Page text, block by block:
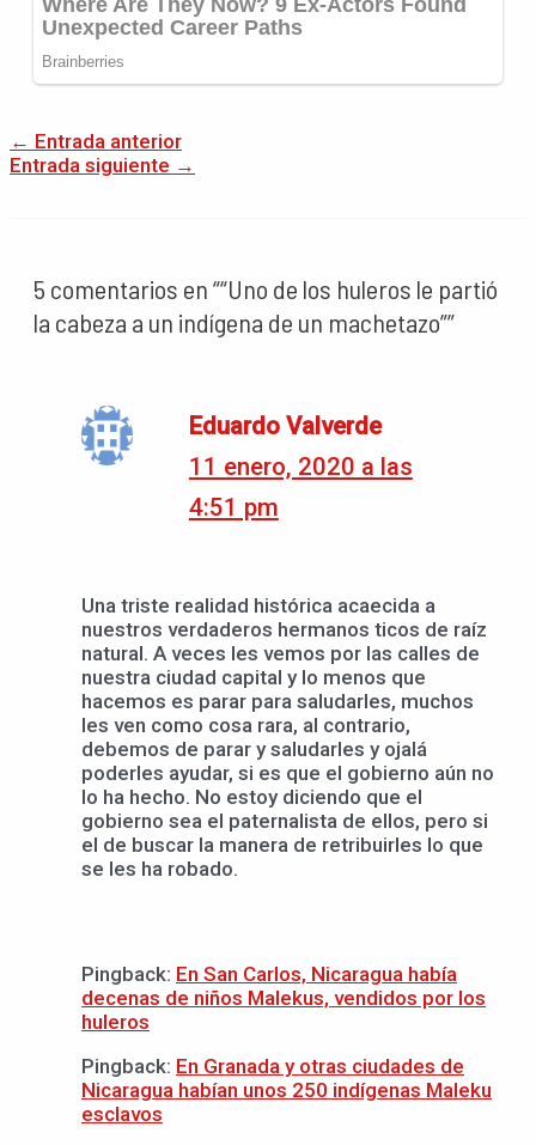
← Entrada anterior
Entrada siguiente →
5 comentarios en ““Uno de los huleros le partió
la cabeza a un indígena de un machetazo””
Eduardo Valverde
11 enero, 2020 a las
4:51 pm
Una triste realidad histórica acaecida a
nuestros verdaderos hermanos ticos de raíz
natural. A veces les vemos por las calles de
nuestra ciudad capital y lo menos que
hacemos es parar para saludarles, muchos
les ven como cosa rara, al contrario,
debemos de parar y saludarles y ojalá
poderles ayudar, si es que el gobierno aún no
lo ha hecho. No estoy diciendo que el
gobierno sea el paternalista de ellos, pero si
el de buscar la manera de retribuirles lo que
se les ha robado.
Pingback: En San Carlos, Nicaragua había
decenas de niños Malekus, vendidos por los
huleros
Pingback: En Granada y otras ciudades de
Nicaragua habían unos 250 indígenas Maleku
esclavos